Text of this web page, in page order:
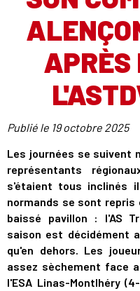
APRÈS
Publié le 19 octobre 2025
Les journées se suivent
représentants
s'étaient tous inclinés
normands se sont repris
baissé pavillon : l'AS
saison est décidément
qu'en dehors. Les
assez sèchement face
l'ESA Linas-Montlhéry